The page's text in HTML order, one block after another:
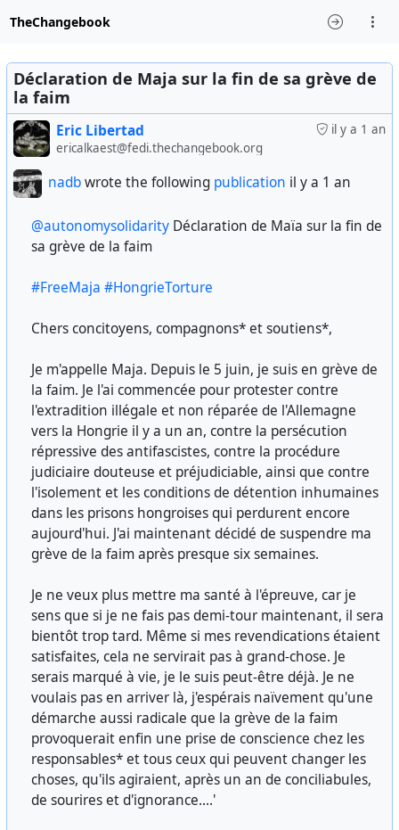
TheChangebook
Déclaration de Maja sur la fin de sa grève de
la faim
il y a 1 an
Eric Libertad
ericalkaest@fedi.thechangebook.org
nadbwrote the following publication il y a 1 an
@autonomysolidarity Déclaration de Maïa sur la fin de
sa grève de la faim
#FreeMaja #HongrieTorture
Chers concitoyens, compagnons* et soutiens*,
Je m'appelle Maja. Depuis le 5 juin, je suis en grève de
la faim. Je l'ai commencée pour protester contre
l'extradition illégale et non réparée de l'Allemagne
vers la Hongrie il y a un an, contre la persécution
répressive des antifascistes, contre la procédure
judiciaire douteuse et préjudiciable, ainsi que contre
l'isolement et les conditions de détention inhumaines
dans les prisons hongroises qui perdurent encore
aujourd'hui. J'ai maintenant décidé de suspendre ma
grève de la faim après presque six semaines.
Je ne veux plus mettre ma santé à l'épreuve, car je
sens que si je ne fais pas demi-tour maintenant, il sera
bientôt trop tard. Même si mes revendications étaient
satisfaites, cela ne servirait pas à grand-chose. Je
serais marqué à vie, je le suis peut-être déjà. Je ne
voulais pas en arriver là, j'espérais naïvement qu'une
démarche aussi radicale que la grève de la faim
provoquerait enfin une prise de conscience chez les
responsables* et tous ceux qui peuvent changer les
choses, qu'ils agiraient, après un an de conciliabules,
de sourires et d'ignorance....'